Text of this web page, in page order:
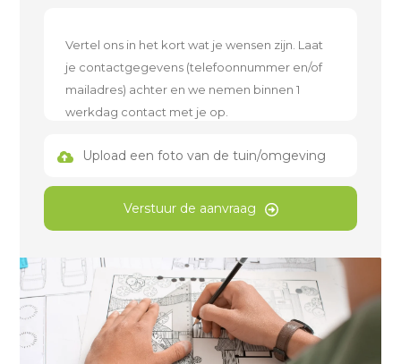
Upload een foto van de tuin/omgeving
Verstuur de aanvraag